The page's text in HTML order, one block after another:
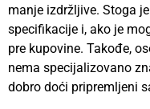
manje izdržljive. Stoga
specifikacije i, ako je
pre kupovine. Takođe,
nema specijalizovano
dobro doći pripremljeni